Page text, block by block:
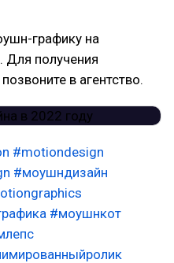
графику на
Для получения
в агентство.
#motiondesign
#моушндизайн
#моушнкот